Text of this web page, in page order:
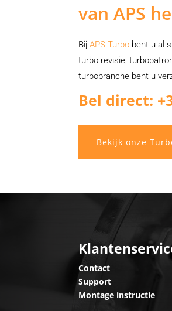
van APS
BijAPS Turbo bent u al
turbo revisie,
turbobranche bent u
Bel direct:
Bekijk onze
Contact
Support
Montage instructie